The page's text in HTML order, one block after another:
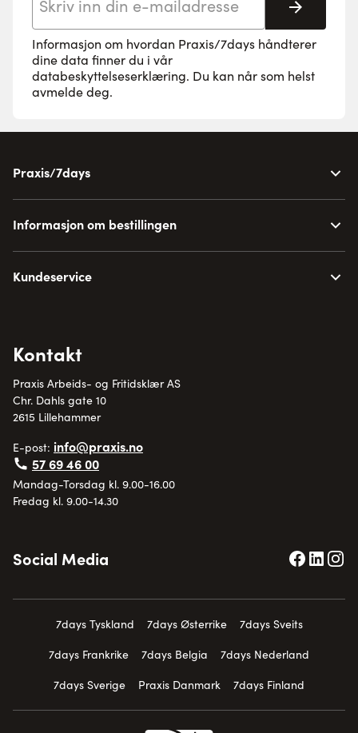
Informasjon om hvordan Praxis/7days håndterer
dine data finner du i vår
databeskyttelseserklæring. Du kan når som helst
avmelde deg.
Praxis/7days
Informasjon om bestillingen
Kundeservice
Kontakt
Praxis Arbeids- og Fritidsklær AS
Chr. Dahls gate 10
2615 Lillehammer
E-post: info@praxis.no
57 69 46 00
Mandag-Torsdag kl. 9.00-16.00
Fredag kl. 9.00-14.30
Social Media
7days Tyskland 7days Østerrike
7days Sveits
7days Frankrike
7days Belgia
7days Nederland
7days Sverige
Praxis Danmark 7days Finland